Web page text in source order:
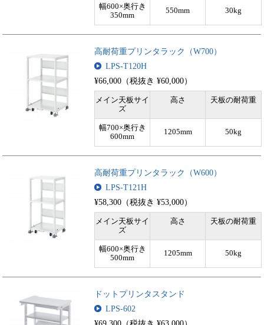
幅600×奥行き
350mm
550mm 30kg
高耐荷重プリンタラック（W700）
LPS-T120H
¥66,000（税抜き ¥60,000）
メイン天板サイ
ズ
高さ 天板の耐荷重
幅700×奥行き
600mm
1205mm 50kg
高耐荷重プリンタラック（W600）
LPS-T121H
¥58,300（税抜き ¥53,000）
メイン天板サイ
ズ
高さ 天板の耐荷重
幅600×奥行き
500mm
1205mm 50kg
ドットプリンタスタンド
LPS-602
¥69,300（税抜き ¥63,000）